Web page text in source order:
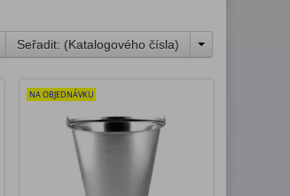
Seřadit: (Katalogového čísla)
NA OBJEDNÁVKU